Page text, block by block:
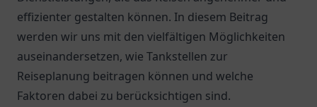
effizienter gestalten können. In diesem Beitrag
werden wir uns mit den vielfältigen Möglichkeiten
auseinandersetzen, wie Tankstellen zur
Reiseplanung beitragen können und welche
Faktoren dabei zu berücksichtigen sind.